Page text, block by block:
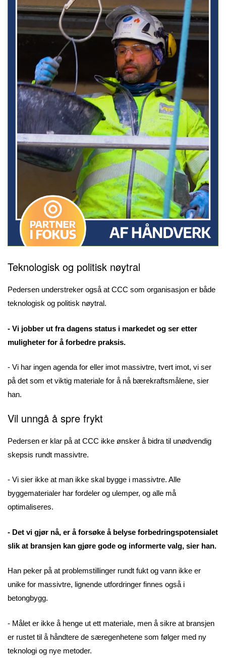
Teknologisk og politisk nøytral
Pedersen understreker også at CCC som organisasjon er både
teknologisk og politisk nøytral.
- Vi jobber ut fra dagens status i markedet og ser etter
muligheter for å forbedre praksis.
- Vi har ingen agenda for eller imot massivtre, tvert imot, vi ser
på det som et viktig materiale for å nå bærekraftsmålene, sier
han.
Vil unngå å spre frykt
Pedersen er klar på at CCC ikke ønsker å bidra til unødvendig
skepsis rundt massivtre.
- Vi sier ikke at man ikke skal bygge i massivtre. Alle
byggematerialer har fordeler og ulemper, og alle må
optimaliseres.
- Det vi gjør nå, er å forsøke å belyse forbedringspotensialet
slik at bransjen kan gjøre gode og informerte valg, sier han.
Han peker på at problemstillinger rundt fukt og vann ikke er
unike for massivtre, lignende utfordringer finnes også i
betongbygg.
- Målet er ikke å henge ut ett materiale, men å sikre at bransjen
er rustet til å håndtere de særegenhetene som følger med ny
teknologi og nye metoder.